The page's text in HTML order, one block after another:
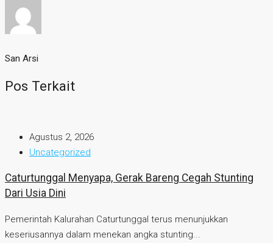
San Arsi
Pos Terkait
Agustus 2, 2026
Uncategorized
Caturtunggal Menyapa, Gerak Bareng Cegah Stunting
Dari Usia Dini
Pemerintah Kalurahan Caturtunggal terus menunjukkan
keseriusannya dalam menekan angka stunting...